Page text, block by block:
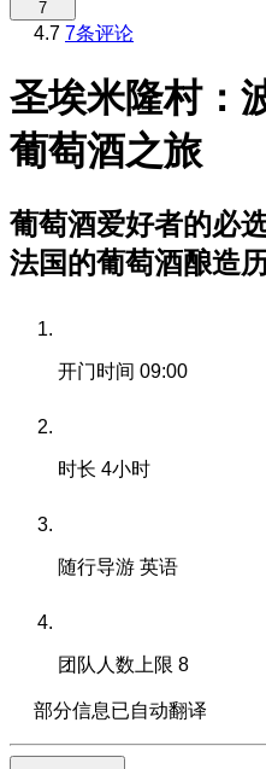
7
4.7 7条评论
圣埃米隆村：
葡萄酒之旅
葡萄酒爱好者的必
法国的葡萄酒酿造
开门时间 09:00
时长 4小时
随行导游 英语
团队人数上限 8
部分信息已自动翻译